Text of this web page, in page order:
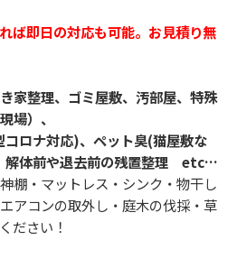
ば即日の対応も可能。お見積り無
家整理、ゴミ屋敷、汚部屋、特殊
場）、
コロナ対応)、ペット臭(猫屋敷な
解体前や退去前の残置整理 etc…
棚・マットレス・シンク・物干し
アコンの取外し・庭木の伐採・草
ださい！